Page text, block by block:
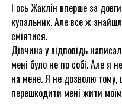
І ось Жаклін вперше за
купальник. Але все ж
сміятися.
Дівчина у відповідь
мені було не по собі. Але я
на мене. Я не дозволю
перешкодити мені жити